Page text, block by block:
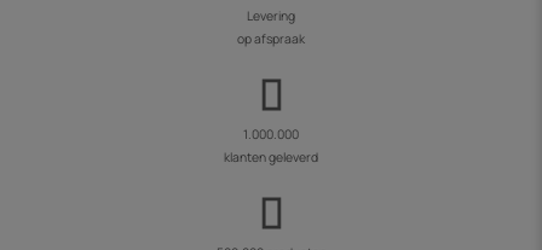
Levering
op afspraak
1.000.000
klanten geleverd